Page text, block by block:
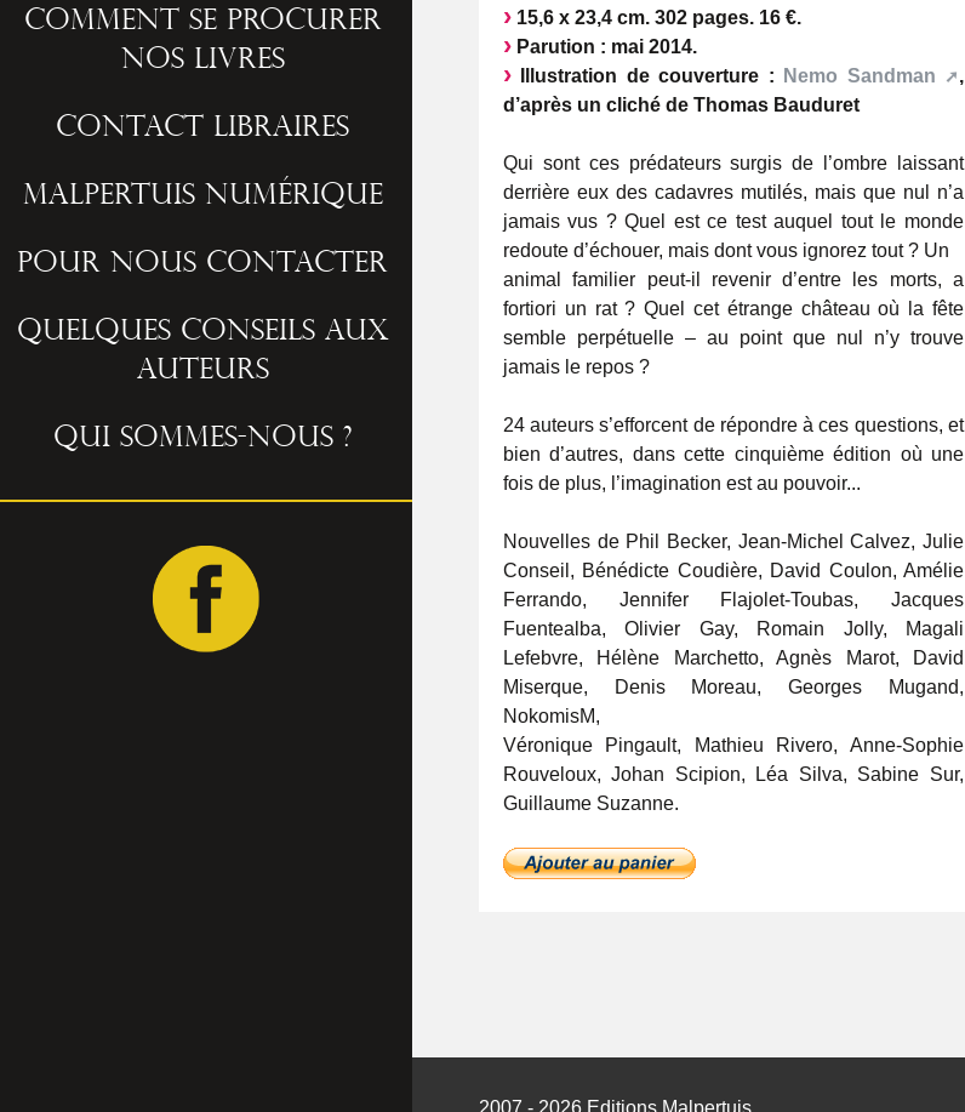
Comment se procurer
nos livres
Contact libraires
Malpertuis numérique
Pour nous contacter
Quelques conseils aux
auteurs
Qui sommes-nous ?
15,6 x 23,4 cm. 302 pages. 16 €.
Parution : mai 2014.
Illustration de couverture :
Nemo Sandman
,
d’après un cliché de Thomas Bauduret
Qui sont ces prédateurs surgis de l’ombre laissant
derrière eux des cadavres mutilés, mais que nul n’a
jamais vus ? Quel est ce test auquel tout le monde
redoute d’échouer, mais dont vous ignorez tout ? Un
animal familier peut-il revenir d’entre les morts, a
fortiori un rat ? Quel cet étrange château où la fête
semble perpétuelle – au point que nul n’y trouve
jamais le repos ?
24 auteurs s’efforcent de répondre à ces questions, et
bien d’autres, dans cette cinquième édition où une
fois de plus, l’imagination est au pouvoir...
Nouvelles de Phil Becker, Jean-Michel Calvez, Julie
Conseil, Bénédicte Coudière, David Coulon, Amélie
Ferrando, Jennifer Flajolet-Toubas, Jacques
Fuentealba, Olivier Gay, Romain Jolly, Magali
Lefebvre, Hélène Marchetto, Agnès Marot, David
Miserque, Denis Moreau, Georges Mugand,
NokomisM,
Véronique Pingault, Mathieu Rivero, Anne-Sophie
Rouveloux, Johan Scipion, Léa Silva, Sabine Sur,
Guillaume Suzanne.
2007 - 2026 Editions Malpertuis